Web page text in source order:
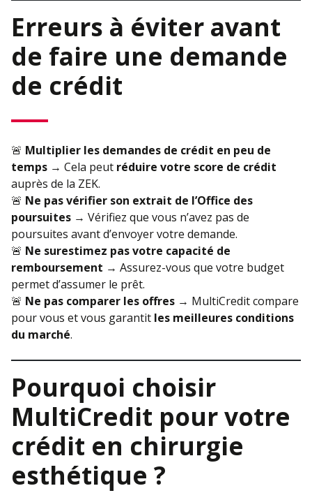
Erreurs à éviter avant
de faire une demande
de crédit
🚨 Multiplier les demandes de crédit en peu de
temps → Cela peut réduire votre score de crédit
auprès de la ZEK.
🚨 Ne pas vérifier son extrait de l’Office des
poursuites → Vérifiez que vous n’avez pas de
poursuites avant d’envoyer votre demande.
🚨 Ne surestimez pas votre capacité de
remboursement → Assurez-vous que votre budget
permet d’assumer le prêt.
🚨 Ne pas comparer les offres → MultiCredit compare
pour vous et vous garantit les meilleures conditions
du marché.
Pourquoi choisir
MultiCredit pour votre
crédit en chirurgie
esthétique ?